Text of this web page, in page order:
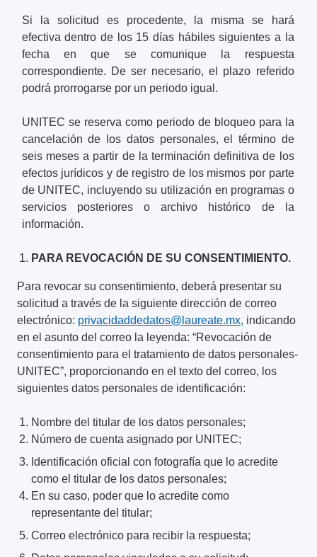
Si la solicitud es procedente, la misma se hará
efectiva dentro de los 15 días hábiles siguientes a la
fecha en que se comunique la respuesta
correspondiente. De ser necesario, el plazo referido
podrá prorrogarse por un periodo igual.
UNITEC se reserva como periodo de bloqueo para la
cancelación de los datos personales, el término de
seis meses a partir de la terminación definitiva de los
efectos jurídicos y de registro de los mismos por parte
de UNITEC, incluyendo su utilización en programas o
servicios posteriores o archivo histórico de la
información.
PARA REVOCACIÓN DE SU CONSENTIMIENTO.
Para revocar su consentimiento, deberá presentar su
solicitud a través de la siguiente dirección de correo
electrónico: privacidaddedatos@laureate.mx, indicando
en el asunto del correo la leyenda: “Revocación de
consentimiento para el tratamiento de datos personales-
UNITEC”, proporcionando en el texto del correo, los
siguientes datos personales de identificación:
Nombre del titular de los datos personales;
Número de cuenta asignado por UNITEC;
Identificación oficial con fotografía que lo acredite
como el titular de los datos personales;
En su caso, poder que lo acredite como
representante del titular;
Correo electrónico para recibir la respuesta;